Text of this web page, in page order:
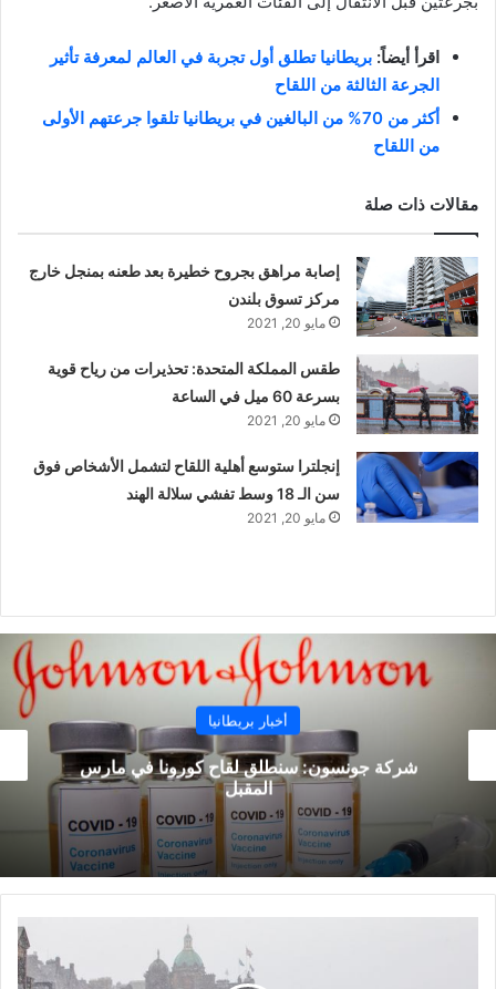
اقرأ أيضاً: بريطانيا تطلق أول تجربة في العالم لمعرفة تأثير
الجرعة الثالثة من اللقاح
أكثر من 70% من البالغين في بريطانيا تلقوا جرعتهم الأولى
من اللقاح
مقالات ذات صلة
إصابة مراهق بجروح خطيرة بعد طعنه بمنجل خارج
مركز تسوق بلندن
مايو 20, 2021
طقس المملكة المتحدة: تحذيرات من رياح قوية
بسرعة 60 ميل في الساعة
مايو 20, 2021
إنجلترا ستوسع أهلية اللقاح لتشمل الأشخاص فوق
سن الـ 18 وسط تفشي سلالة الهند
مايو 20, 2021
أخبار بريطانيا
شركة جونسون: سنطلق لقاح كورونا في مارس
المقبل